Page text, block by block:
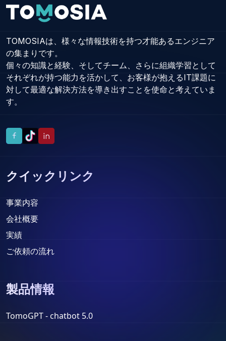
TOMOSIAは、様々な情報技術を持つ才能あるエンジニア
の集まりです。
個々の知識と経験、そしてチーム、さらに組織学習として
それぞれが持つ能力を活かして、お客様が抱えるIT課題に
対して最適な解決方法を導き出すことを使命と考えていま
す。
クイックリンク
事業内容
会社概要
実績
ご依頼の流れ
製品情報
TomoGPT - chatbot 5.0